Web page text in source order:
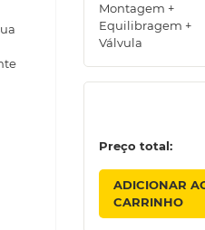
Montagem +
Equilibragem +
Válvula
Preço total:
ADICIONAR
CARRINHO